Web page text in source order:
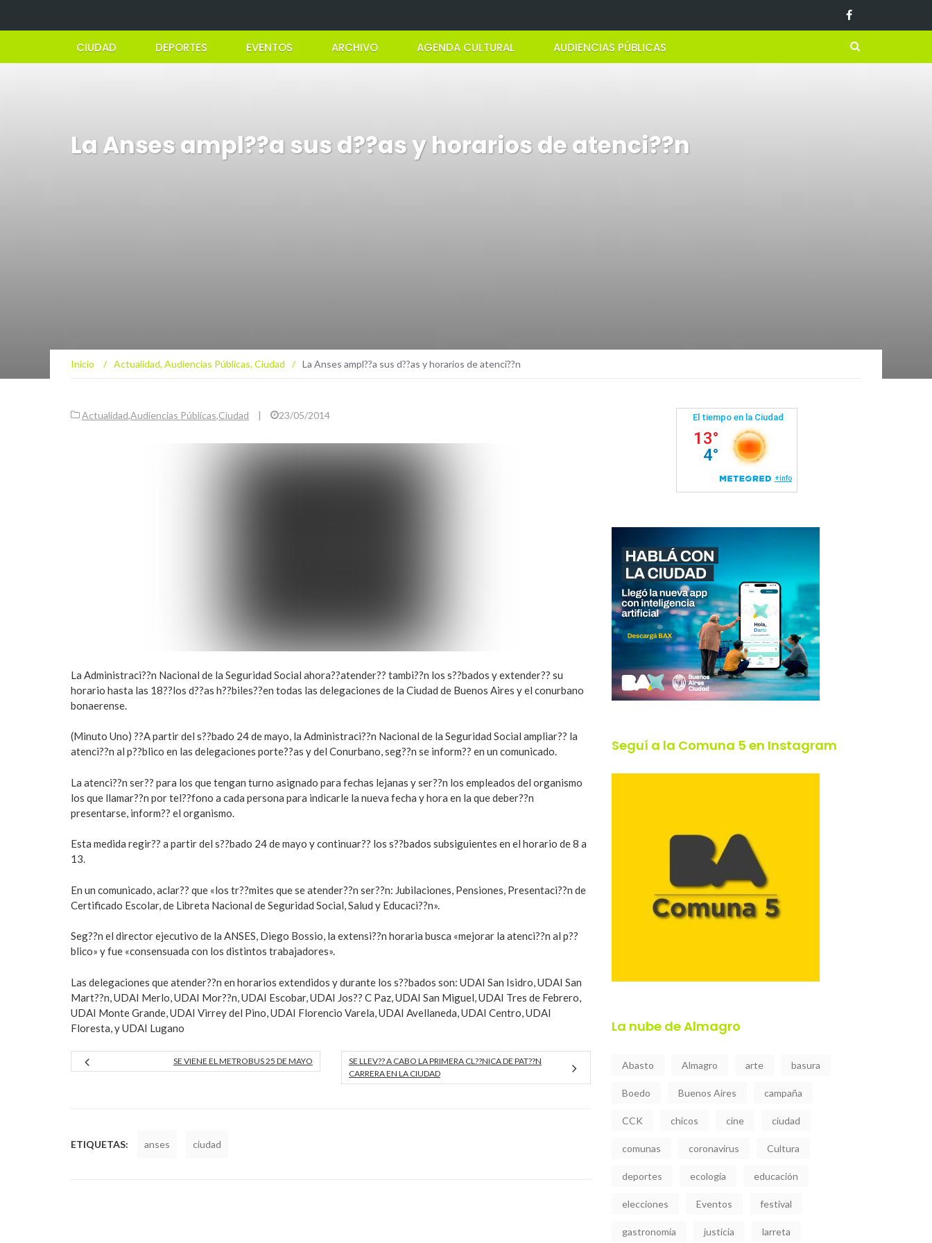
CIUDAD DEPORTES EVENTOS ARCHIVO AGENDA CULTURAL AUDIENCIAS PÚBLICAS
La Anses ampl??a sus d??as y horarios de atenci??n
Inicio / Actualidad, Audiencias Públicas, Ciudad / La Anses ampl??a sus d??as y horarios de atenci??n
Actualidad,Audiencias Públicas,Ciudad | 23/05/2014
La Administraci??n Nacional de la Seguridad Social ahora??atender?? tambi??n los s??bados y extender?? su
horario hasta las 18??los d??as h??biles??en todas las delegaciones de la Ciudad de Buenos Aires y el conurbano
bonaerense.
(Minuto Uno) ??A partir del s??bado 24 de mayo, la Administraci??n Nacional de la Seguridad Social ampliar?? la
atenci??n al p??blico en las delegaciones porte??as y del Conurbano, seg??n se inform?? en un comunicado.
La atenci??n ser?? para los que tengan turno asignado para fechas lejanas y ser??n los empleados del organismo
los que llamar??n por tel??fono a cada persona para indicarle la nueva fecha y hora en la que deber??n
presentarse, inform?? el organismo.
Esta medida regir?? a partir del s??bado 24 de mayo y continuar?? los s??bados subsiguientes en el horario de 8 a
13.
En un comunicado, aclar?? que «los tr??mites que se atender??n ser??n: Jubilaciones, Pensiones, Presentaci??n de
Certificado Escolar, de Libreta Nacional de Seguridad Social, Salud y Educaci??n».
Seg??n el director ejecutivo de la ANSES, Diego Bossio, la extensi??n horaria busca «mejorar la atenci??n al p??
blico» y fue «consensuada con los distintos trabajadores».
Las delegaciones que atender??n en horarios extendidos y durante los s??bados son: UDAI San Isidro, UDAI San
Mart??n, UDAI Merlo, UDAI Mor??n, UDAI Escobar, UDAI Jos?? C Paz, UDAI San Miguel, UDAI Tres de Febrero,
UDAI Monte Grande, UDAI Virrey del Pino, UDAI Florencio Varela, UDAI Avellaneda, UDAI Centro, UDAI
Floresta, y UDAI Lugano
SE VIENE EL METROBUS 25 DE MAYO
SE LLEV?? A CABO LA PRIMERA CL??NICA DE PAT??N
CARRERA EN LA CIUDAD
ETIQUETAS: anses ciudad
Seguí a la Comuna 5 en Instagram
La nube de Almagro
Abasto Almagro arte basura
Boedo Buenos Aires campaña
CCK chicos cine ciudad
comunas coronavirus Cultura
deportes ecología educación
elecciones Eventos festival
gastronomía justicia larreta